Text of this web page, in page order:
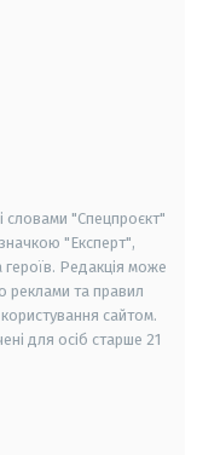
словами "Спецпроєкт"
"Експерт",
Редакція може
реклами та правил
сайтом.
для осіб старше 21